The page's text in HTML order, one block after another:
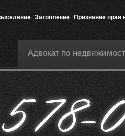
Затопление Признание прав
Адвокат по